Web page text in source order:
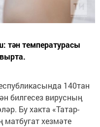
тән температурасы
140тан
билгесез вирусның
Бу хакта «Татар-
хезмәте